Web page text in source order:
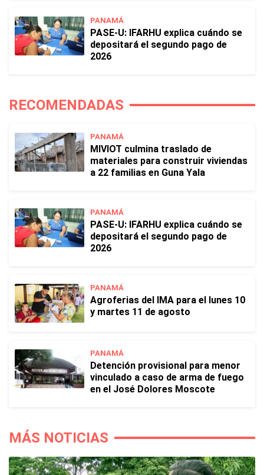
PANAMÁ
PASE-U: IFARHU explica cuándo se
depositará el segundo pago de
2026
RECOMENDADAS
PANAMÁ
MIVIOT culmina traslado de
materiales para construir viviendas
a 22 familias en Guna Yala
PANAMÁ
PASE-U: IFARHU explica cuándo se
depositará el segundo pago de
2026
PANAMÁ
Agroferias del IMA para el lunes 10
y martes 11 de agosto
PANAMÁ
Detención provisional para menor
vinculado a caso de arma de fuego
en el José Dolores Moscote
MÁS NOTICIAS